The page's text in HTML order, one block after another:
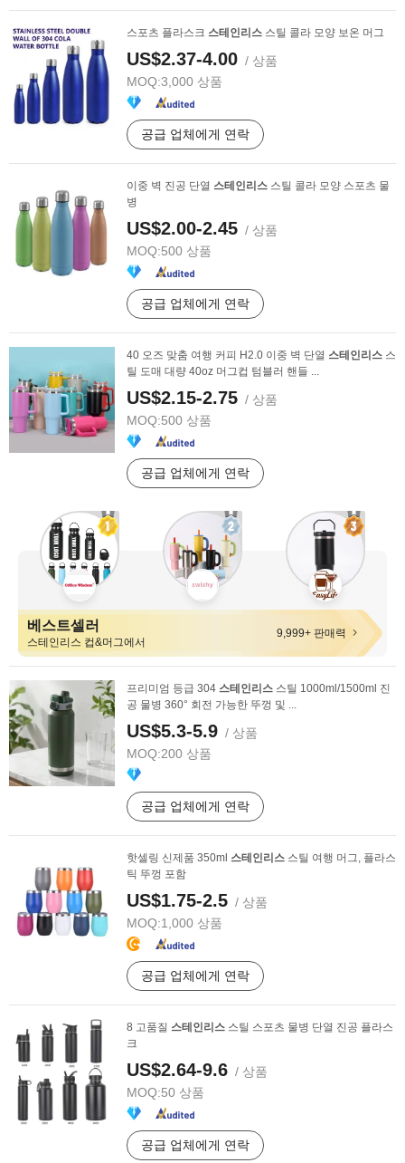
스포츠 플라스크 스테인리스 스틸 콜라 모양 보온 머그
US$2.37-4.00 / 상품
MOQ:3,000 상품
공급 업체에게 연락
이중 벽 진공 단열 스테인리스 스틸 콜라 모양 스포츠 물
병
US$2.00-2.45 / 상품
MOQ:500 상품
공급 업체에게 연락
40 오즈 맞춤 여행 커피 H2.0 이중 벽 단열 스테인리스 스
틸 도매 대량 40oz 머그컵 텀블러 핸들 ...
US$2.15-2.75 / 상품
MOQ:500 상품
공급 업체에게 연락
베스트셀러
스테인리스 컵&머그에서
9,999+ 판매력
프리미엄 등급 304 스테인리스 스틸 1000ml/1500ml 진
공 물병 360° 회전 가능한 뚜껑 및 ...
US$5.3-5.9 / 상품
MOQ:200 상품
공급 업체에게 연락
핫셀링 신제품 350ml 스테인리스 스틸 여행 머그, 플라스
틱 뚜껑 포함
US$1.75-2.5 / 상품
MOQ:1,000 상품
공급 업체에게 연락
8 고품질 스테인리스 스틸 스포츠 물병 단열 진공 플라스
크
US$2.64-9.6 / 상품
MOQ:50 상품
공급 업체에게 연락